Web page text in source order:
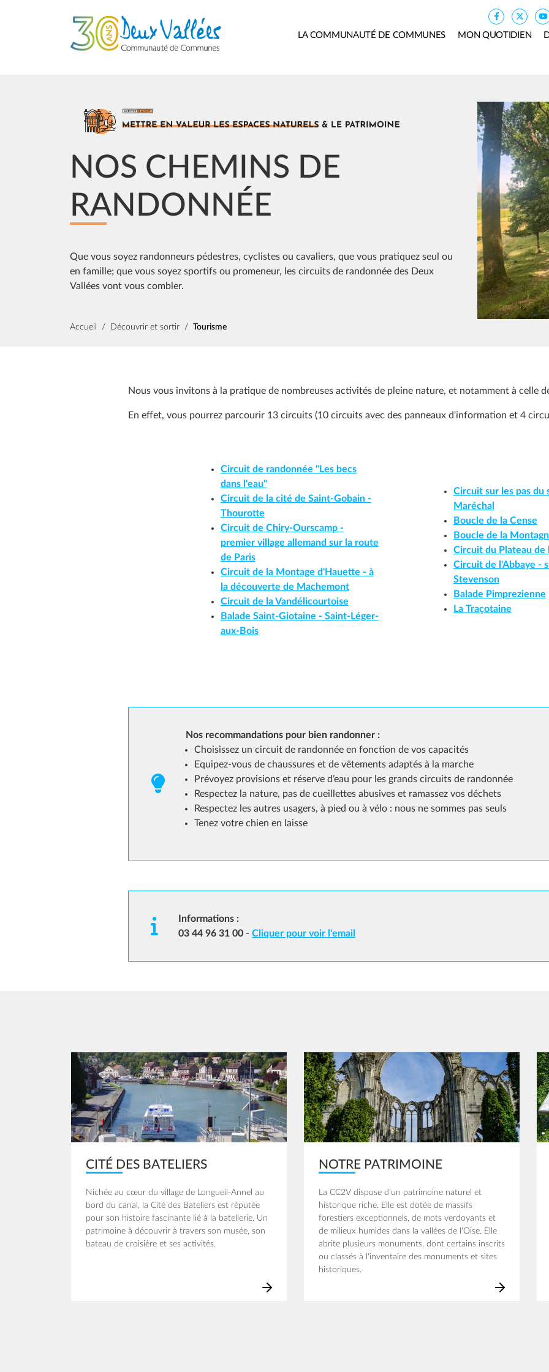
LA COMMUNAUTÉ DE COMMUNES MON QUOTIDIEN
Image
NOS CHEMINS DE
RANDONNÉE
Que vous soyez randonneurs pédestres, cyclistes ou cavaliers, que vous pratiquez seul ou
en famille; que vous soyez sportifs ou promeneur, les circuits de randonnée des Deux
Vallées vont vous combler.
Fil d'Ariane
Accueil Découvrir et sortir Tourisme
Image
Nous vous invitons à la pratique de nombreuses activités de pleine nature, et notamment à celle
En effet, vous pourrez parcourir 13 circuits (10 circuits avec des panneaux d'information et 4
Circuit de randonnée "Les becs
dans l'eau"
Circuit de la cité de Saint-Gobain -
Thourotte
Circuit de Chiry-Ourscamp -
premier village allemand sur la route
de Paris
Circuit de la Montage d'Hauette - à
la découverte de Machemont
Circuit de la Vandélicourtoise
Balade Saint-Giotaine - Saint-Léger-
aux-Bois
Circuit sur les pas du
Maréchal
Boucle de la Cense
Boucle de la
Circuit du Plateau de
Circuit de l'Abbaye -
Stevenson
Balade Pimprezienne
La Traçotaine
Nos recommandations pour bien randonner :
Choisissez un circuit de randonnée en fonction de vos capacités
Equipez-vous de chaussures et de vêtements adaptés à la marche
Prévoyez provisions et réserve d’eau pour les grands circuits de randonnée
Respectez la nature, pas de cueillettes abusives et ramassez vos déchets
Respectez les autres usagers, à pied ou à vélo : nous ne sommes pas seuls
Tenez votre chien en laisse
Informations :
03 44 96 31 00 - Cliquer pour voir l'email
Image
CITÉ DES BATELIERS
Nichée au cœur du village de Longueil-Annel au
bord du canal, la Cité des Bateliers est réputée
pour son histoire fascinante lié à la batellerie. Un
patrimoine à découvrir à travers son musée, son
bateau de croisière et ses activités.
Image
NOTRE PATRIMOINE
La CC2V dispose d'un patrimoine naturel et
historique riche. Elle est dotée de massifs
forestiers exceptionnels, de mots verdoyants et
de milieux humides dans la vallées de l'Oise. Elle
abrite plusieurs monuments, dont certains inscrits
ou classés à l'inventaire des monuments et sites
historiques.